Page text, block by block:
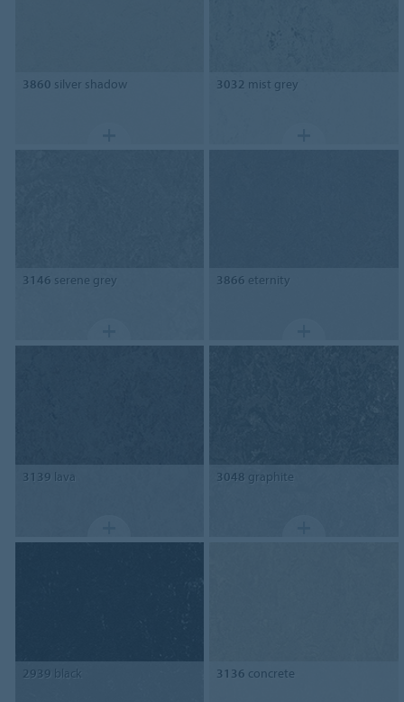
3860 silver shadow 3032 mist grey
3146 serene grey 3866 eternity
3139 lava 3048 graphite
2939 black 3136 concrete